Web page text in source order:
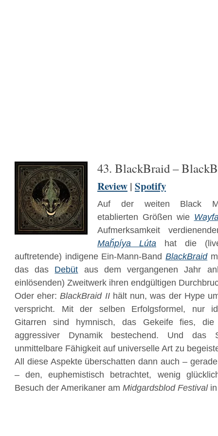
43. BlackBraid –
Review | Spotify
Auf der weiten Black
etablierten Größen wie
Aufmerksamkeit
Maȟpíya Lúta hat die
auftretende) indigene Ein-Mann-BandBlackBraid
das das Debüt aus dem vergangenen Jahr
einlösenden) Zweitwerk ihren endgültigen
Oder eher:BlackBraid IIhält nun, was der Hype
verspricht. Mit der selben Erfolgsformel, nur
Gitarren sind hymnisch, das Gekeife fies, die
aggressiver Dynamik bestechend. Und das
unmittelbare Fähigkeit auf universelle Art zu
All diese Aspekte überschatten dann auch –
– den, euphemistisch betrachtet, wenig
Besuch der Amerikaner am Midgardsblod Festivalin